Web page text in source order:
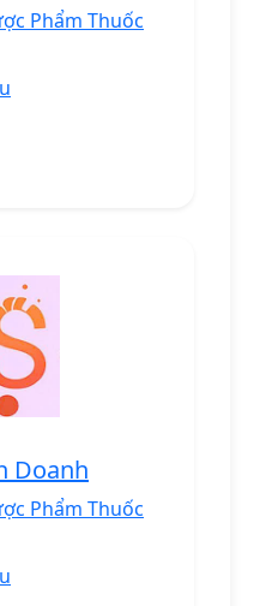
Phẩm Thuốc
Doanh
Phẩm Thuốc